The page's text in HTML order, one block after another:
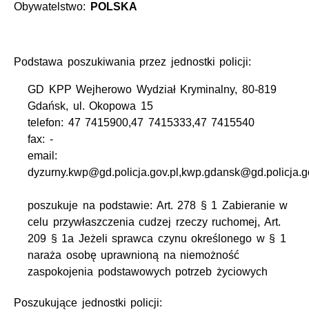
Obywatelstwo: POLSKA
Podstawa poszukiwania przez jednostki policji:
GD KPP Wejherowo Wydział Kryminalny, 80-819
Gdańsk, ul. Okopowa 15
telefon: 47 7415900,47 7415333,47 7415540
fax: -
email:
poszukuje na podstawie: Art. 278 § 1 Zabieranie w
celu przywłaszczenia cudzej rzeczy ruchomej, Art.
209 § 1a Jeżeli sprawca czynu określonego w § 1
naraża osobę uprawnioną na niemożność
zaspokojenia podstawowych potrzeb życiowych
Poszukujące jednostki policji: